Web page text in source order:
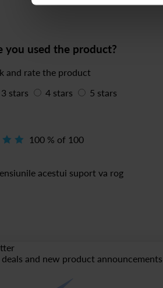
you used the product?
and rate the product
3 stars 4 stars 5 stars
100 % of 100
acestui suport va rog
and new product